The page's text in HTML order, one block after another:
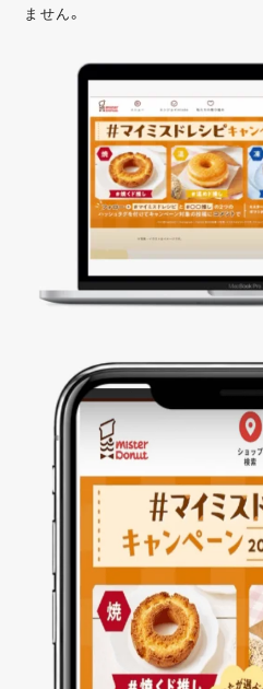
ません。